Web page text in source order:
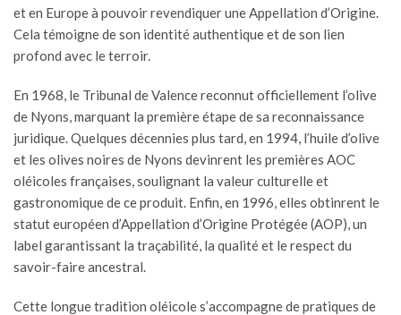
et en Europe à pouvoir revendiquer une Appellation d’Origine.
Cela témoigne de son identité authentique et de son lien
profond avec le terroir.
En 1968, le Tribunal de Valence reconnut officiellement l’olive
de Nyons, marquant la première étape de sa reconnaissance
juridique. Quelques décennies plus tard, en 1994, l’huile d’olive
et les olives noires de Nyons devinrent les premières AOC
oléicoles françaises, soulignant la valeur culturelle et
gastronomique de ce produit. Enfin, en 1996, elles obtinrent le
statut européen d’Appellation d’Origine Protégée (AOP), un
label garantissant la traçabilité, la qualité et le respect du
savoir-faire ancestral.
Cette longue tradition oléicole s’accompagne de pratiques de